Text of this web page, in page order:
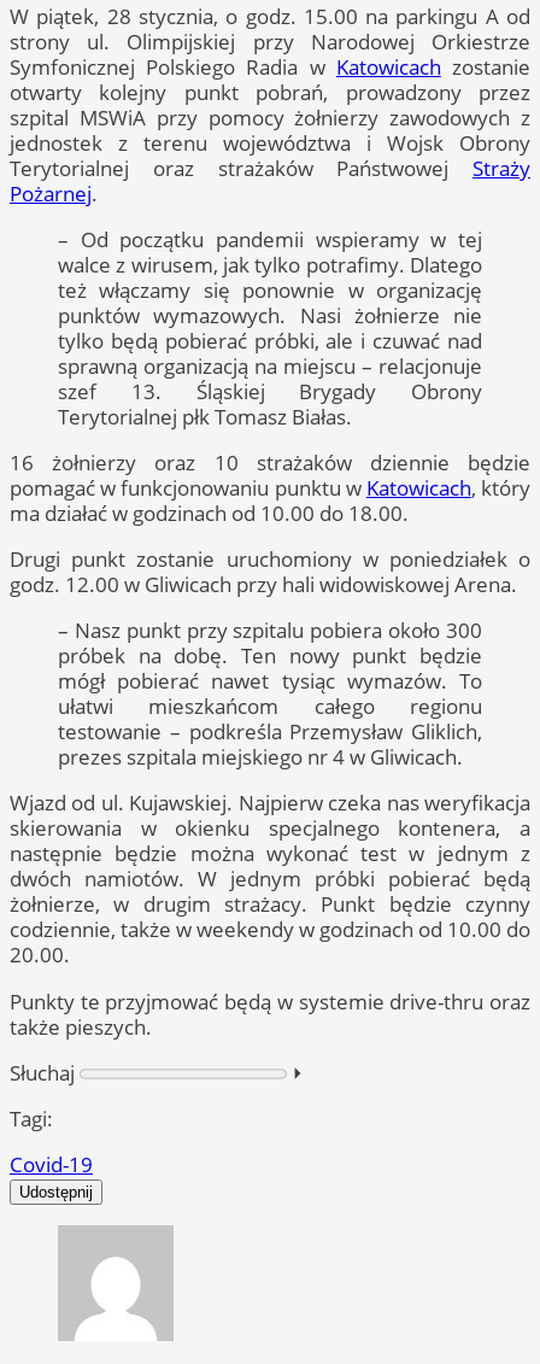
W piątek, 28 stycznia, o godz. 15.00 na parkingu A od
strony ul. Olimpijskiej przy Narodowej Orkiestrze
Symfonicznej Polskiego Radia w Katowicach zostanie
otwarty kolejny punkt pobrań, prowadzony przez
szpital MSWiA przy pomocy żołnierzy zawodowych z
jednostek z terenu województwa i Wojsk Obrony
Terytorialnej oraz strażaków Państwowej Straży
Pożarnej.
– Od początku pandemii wspieramy w tej
walce z wirusem, jak tylko potrafimy. Dlatego
też włączamy się ponownie w organizację
punktów wymazowych. Nasi żołnierze nie
tylko będą pobierać próbki, ale i czuwać nad
sprawną organizacją na miejscu – relacjonuje
szef 13. Śląskiej Brygady Obrony
Terytorialnej płk Tomasz Białas.
16 żołnierzy oraz 10 strażaków dziennie będzie
pomagać w funkcjonowaniu punktu w Katowicach, który
ma działać w godzinach od 10.00 do 18.00.
Drugi punkt zostanie uruchomiony w poniedziałek o
godz. 12.00 w Gliwicach przy hali widowiskowej Arena.
– Nasz punkt przy szpitalu pobiera około 300
próbek na dobę. Ten nowy punkt będzie
mógł pobierać nawet tysiąc wymazów. To
ułatwi mieszkańcom całego regionu
testowanie – podkreśla Przemysław Gliklich,
prezes szpitala miejskiego nr 4 w Gliwicach.
Wjazd od ul. Kujawskiej. Najpierw czeka nas weryfikacja
skierowania w okienku specjalnego kontenera, a
następnie będzie można wykonać test w jednym z
dwóch namiotów. W jednym próbki pobierać będą
żołnierze, w drugim strażacy. Punkt będzie czynny
codziennie, także w weekendy w godzinach od 10.00 do
20.00.
Punkty te przyjmować będą w systemie drive-thru oraz
także pieszych.
Słuchaj
⏵︎
Tagi:
Covid-19
Udostępnij